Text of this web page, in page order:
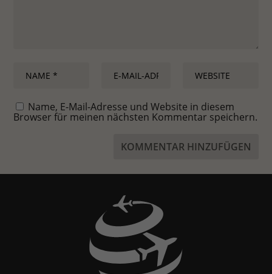
Name, E-Mail-Adresse und Website in diesem
Browser für meinen nächsten Kommentar speichern.